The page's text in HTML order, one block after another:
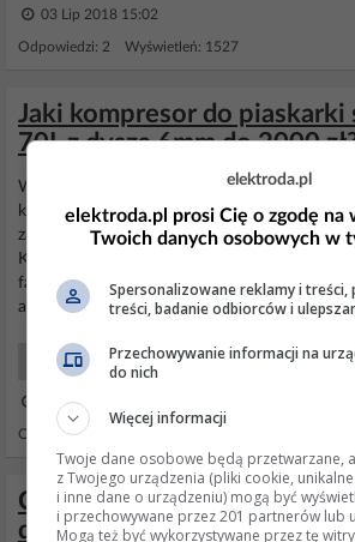
03 Lip 2018 15:02
Odpowiedzi: 2 Wyświetleń: 1527
Jaki kompresor do
70L z dyszą 6mm do 2000
Witam, Odkopię trochę temat.. Potrzebuję
kabinowej do piaskowania takich elementów
zawieszenia itp. Mam do kupienia nieużywaną
Kaeser aircenter 8 ze zintegrowanym
fajnej cenie. Wydajność 670l/min 11bar,
akurat najmniejszy problem bo łatwo
Elektro Co kupić?
09 Lis 2019 23:33
Odpowiedzi: 77 Wyświetleń: 240268
Czy mogę użyć
do 8 barów w piaskarce?
elektroda.pl
elektroda.pl prosi Cię o zgodę na
Twoich danych osobowych w
Spersonalizowane reklamy i treści,
treści, badanie odbiorców i
Przechowywanie informacji na
do nich
Więcej informacji
Twoje dane osobowe będą przetwarzane,
z Twojego urządzenia (pliki cookie,
i inne dane o urządzeniu) mogą być
i przechowywane przez 201 partnerów lub
Mogą też być wykorzystywane przez tę